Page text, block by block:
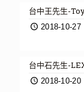
台中王先生-
2018-10-27
台中石先生-
2018-10-20